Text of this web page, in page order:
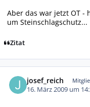
Aber das war jetzt OT -
um Steinschlagschutz...
Zitat
josef_reich
16. März 2009 um